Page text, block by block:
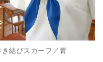
き結びスカーフ／青